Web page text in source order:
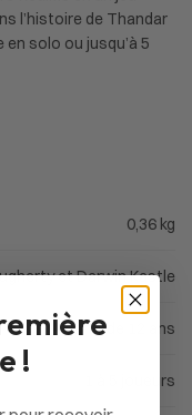
l’histoire de Thandar
solo ou jusqu’à 5
0,36 kg
et Darwin Kastle
À partir de 12 ans
1 à 5 joueurs
!